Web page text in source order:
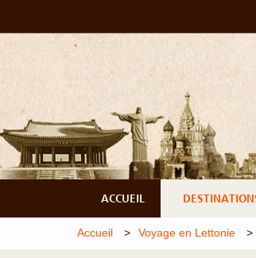
ACCUEIL
Accueil Voyage en Lettonie